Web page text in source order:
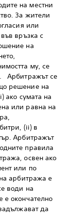
на местни
За жители
или
връзка с
на
му, се
Арбитражът се
решение на
ако сумата на
или равна на
(ii) в
Арбитражът
правила
освен ако
или по
арбитража е
води на
окончателно
да